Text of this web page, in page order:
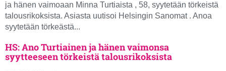
ja hänen vaimoaan Minna Turtiaista , 58, syytetään törkeistä
talousrikoksista. Asiasta uutisoi Helsingin Sanomat . Anoa
syytetään törkeästä...
HS: Ano Turtiainen ja hänen vaimonsa
syytteeseen törkeistä talousrikoksista